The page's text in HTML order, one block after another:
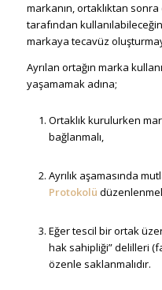
markanın, ortaklıktan
tarafından
markaya tecavüz
Ayrılan ortağın marka
yaşamamak adına;
Ortaklık kurulurken
bağlanmalı,
Ayrılık aşamasında
Protokolü
Eğer tescil bir ortak
hak sahipliği” delilleri
özenle saklanmalıdır.